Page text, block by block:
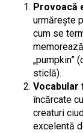
Provoacă
urmărește
cum se
„pumpkin”
sticlă).
Vocabular
încărcate
creaturi
excelentă